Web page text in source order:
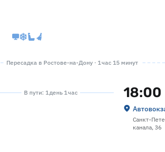
Пересадка в Ростове-на-Дону · 1 час 15 минут
В пути: 1 день 1 час 18:00
Санкт-
канала, 36